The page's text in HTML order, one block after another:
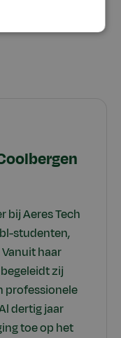
bij Aeres Tech
studenten,
haar
zij
professionele
dertig jaar
toe op het